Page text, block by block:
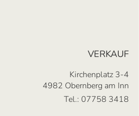
VERKAUF
Kirchenplatz 3-4
4982 Obernberg am Inn
Tel.: 07758 3418